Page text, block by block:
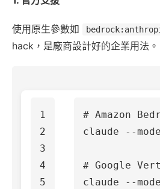
使用原生參數如
hack，是廠商設計好的企業用法。
1
2
3
4
# Amazon
claude
--
# Google
claude
--